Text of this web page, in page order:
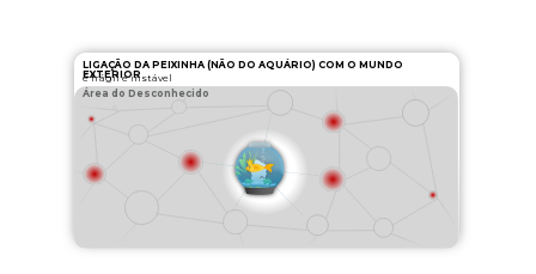
LIGAÇÃO DA PEIXINHA (NÃO DO AQUÁRIO) COM O MUNDO
EXTERIOR
é frágil e instável
Área do Desconhecido